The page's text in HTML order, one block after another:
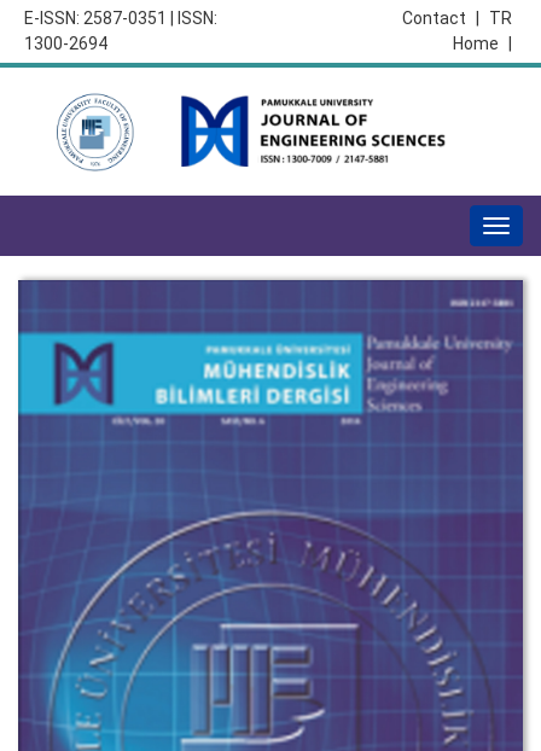
E-ISSN: 2587-0351 | ISSN:
1300-2694
TR
Contact
Home